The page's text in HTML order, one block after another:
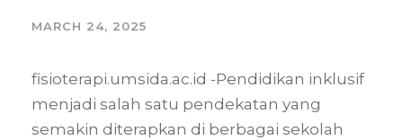
MARCH 24, 2025
fisioterapi.umsida.ac.id -Pendidikan inklusif
menjadi salah satu pendekatan yang
semakin diterapkan di berbagai sekolah